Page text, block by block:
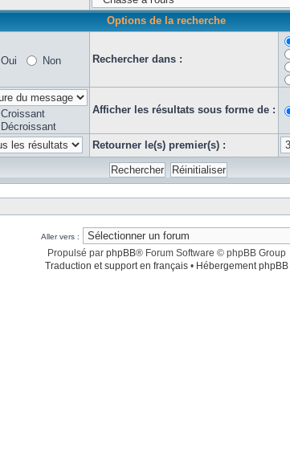
Options de la recherche
Oui Non Rechercher dans :
Croissant
Décroissant
Afficher les résultats sous forme de :
Retourner le(s) premier(s) :
Aller vers :
Propulsé par phpBB® Forum Software © phpBB Group
Traduction et support en français• Hébergement phpBB